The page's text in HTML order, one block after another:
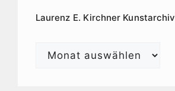
Laurenz E. Kirchner Kunstarchiv
Laurenz